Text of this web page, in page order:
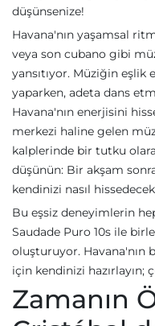
düşünsenize!
Havana'nın yaşamsal
veya son cubano gibi
yansıtıyor. Müziğin
yaparken, adeta dans
Havana'nın enerjisini
merkezi haline gelen
kalplerinde bir tutku
düşünün: Bir akşam
kendinizi nasıl
Bu eşsiz deneyimlerin
Saudade Puro 10s ile
oluşturuyor. Havana'nın
için kendinizi
Zamanın